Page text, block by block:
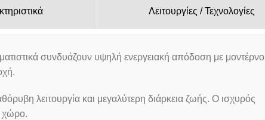
Λειτουργίες / Τεχνολογίες
συνδυάζουν υψηλή ενεργειακή απόδοση με μοντέρνο
λειτουργία και μεγαλύτερη διάρκεια ζωής. Ο ισχυρός
χώρο.